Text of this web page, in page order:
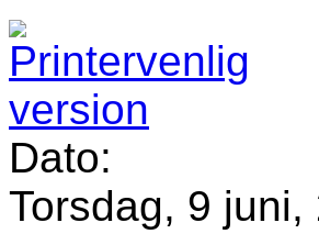
Dato:
Torsdag, 9